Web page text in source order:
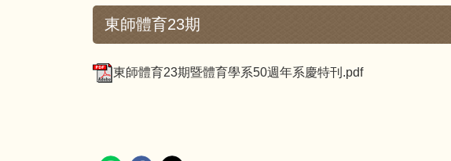
東師體育23期
東師體育23期暨體育學系50週年系慶特刊.pdf